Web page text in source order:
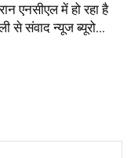
एनसीएल में हो रहा है
से संवाद न्यूज ब्यूरो...